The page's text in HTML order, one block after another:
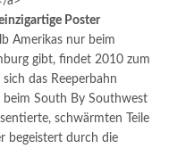
Poster
Amerikas nur beim
gibt, findet 2010 zum
das Reeperbahn
beim South By Southwest
schwärmten Teile
begeistert durch die